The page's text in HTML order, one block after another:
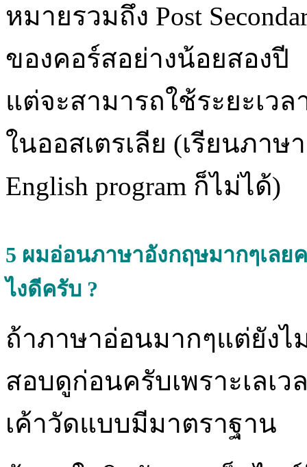
หมายรวมถึง Post
ของคอร์สอย่างน้อยสองปี
แต่จะสามารถใช้ระยะเว
ในออสเตรเลีย (เรียนภา
English program ก็ไม่ได้)
5 ผมอ่อนภาษาอังกฤษมากๆเลย
ไงดีครับ ?
ถ้าภาษาอ่อนมากๆแต่ยังไ
สอบดูก่อนครับเพราะเลเว
เค้าวัดแบบมีมาตราฐาน